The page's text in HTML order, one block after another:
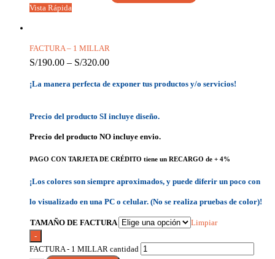
Vista Rápida
FACTURA – 1 MILLAR
S/190.00 – S/320.00
¡La manera perfecta de exponer tus productos y/o servicios!
Precio del producto SI incluye diseño.
Precio del producto NO incluye envio.
PAGO CON TARJETA DE CRÉDITO tiene un RECARGO de + 4%
¡Los colores son siempre aproximados, y puede diferir un poco con
lo visualizado en una PC o celular. (No se realiza pruebas de color)!
TAMAÑO DE FACTURA
Limpiar
-
FACTURA - 1 MILLAR cantidad